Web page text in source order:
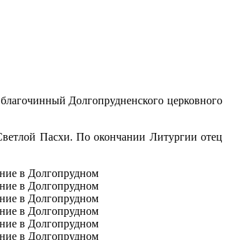
Долгопрудненского церковного
Пасхи. По окончании Литургии отец